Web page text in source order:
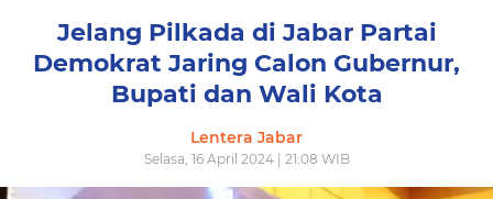
Jelang Pilkada di Jabar Partai
Demokrat Jaring Calon Gubernur,
Bupati dan Wali Kota
Lentera Jabar
Selasa, 16 April 2024 | 21:08 WIB